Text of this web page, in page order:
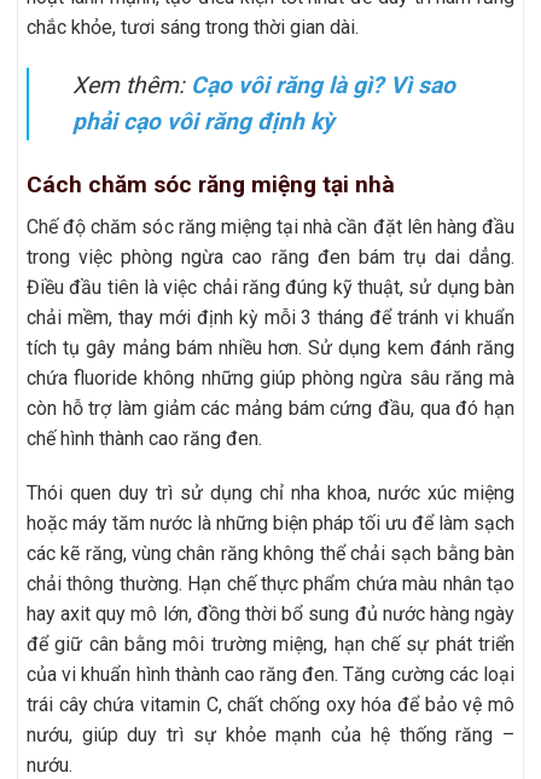
chắc khỏe, tươi sáng trong thời gian dài.
Xem thêm: Cạo vôi răng là gì? Vì sao
phải cạo vôi răng định kỳ
Cách chăm sóc răng miệng tại nhà
Chế độ chăm sóc răng miệng tại nhà cần đặt lên hàng đầu
trong việc phòng ngừa cao răng đen bám trụ dai dẳng.
Điều đầu tiên là việc chải răng đúng kỹ thuật, sử dụng bàn
chải mềm, thay mới định kỳ mỗi 3 tháng để tránh vi khuẩn
tích tụ gây mảng bám nhiều hơn. Sử dụng kem đánh răng
chứa fluoride không những giúp phòng ngừa sâu răng mà
còn hỗ trợ làm giảm các mảng bám cứng đầu, qua đó hạn
chế hình thành cao răng đen.
Thói quen duy trì sử dụng chỉ nha khoa, nước xúc miệng
hoặc máy tăm nước là những biện pháp tối ưu để làm sạch
các kẽ răng, vùng chân răng không thể chải sạch bằng bàn
chải thông thường. Hạn chế thực phẩm chứa màu nhân tạo
hay axit quy mô lớn, đồng thời bổ sung đủ nước hàng ngày
để giữ cân bằng môi trường miệng, hạn chế sự phát triển
của vi khuẩn hình thành cao răng đen. Tăng cường các loại
trái cây chứa vitamin C, chất chống oxy hóa để bảo vệ mô
nướu, giúp duy trì sự khỏe mạnh của hệ thống răng –
nướu.